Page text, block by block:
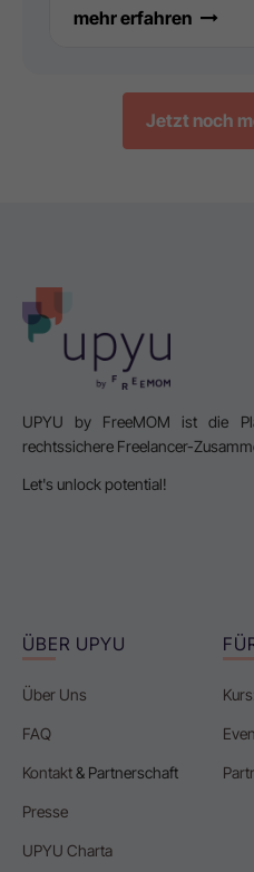
mehr erfahren
Jetzt noch
UPYU by FreeMOM ist die
rechtssichere Freelancer-
Let's unlock potential!
ÜBER UPYU
Über Uns
FAQ
Kontakt& Partnerschaft
Presse
UPYU Charta